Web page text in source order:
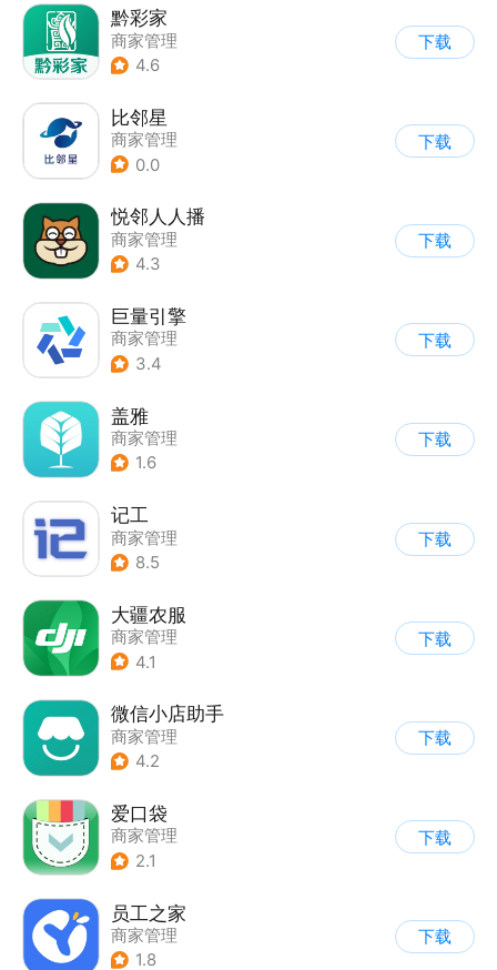
黔彩家
商家管理
4.6
下载
比邻星
商家管理
0.0
下载
悦邻人人播
商家管理
4.3
下载
巨量引擎
商家管理
3.4
下载
盖雅
商家管理
1.6
下载
记工
商家管理
8.5
下载
大疆农服
商家管理
4.1
下载
微信小店助手
商家管理
4.2
下载
爱口袋
商家管理
2.1
下载
员工之家
商家管理
1.8
下载